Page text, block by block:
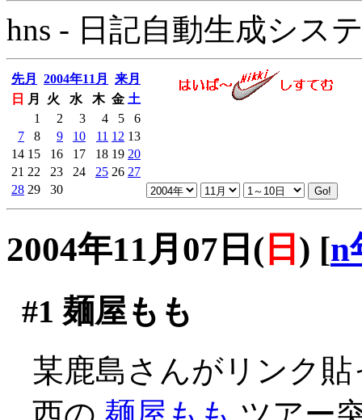
hns - 日記自動生成シス
先月 2004年11月
来月
日
月 火 水 木 金 土
1
2 3 4 5
6
7
8 9 10 11 12 13
14 15 16 17 18 19 20
21 22 23 24 25 26 27
28 29 30
2004年11月07日( 日 ) [n
#1 麺屋もも
某鹿島さんがリンク